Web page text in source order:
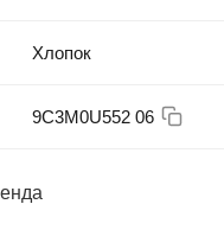
Хлопок
9C3M0U552 06